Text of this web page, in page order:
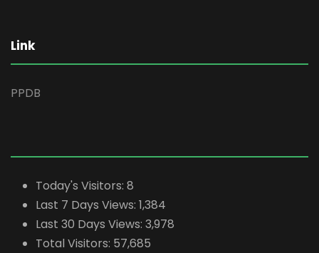
Link
PPDB
Today's Visitors: 8
Last 7 Days Views: 1,384
Last 30 Days Views: 3,978
Total Visitors: 57,685